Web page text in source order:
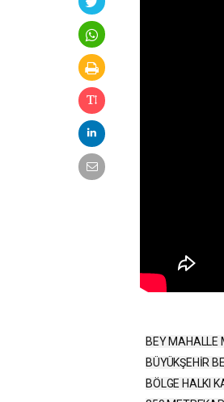
BEY MAHALLE
BÜYÜKŞEHİR
BÖLGE HALKI